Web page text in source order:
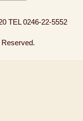
TEL 0246-22-5552